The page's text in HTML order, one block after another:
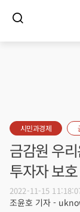
시민과경제
금감원 우
투자자 보
2022-11-15
조윤호 기자 -